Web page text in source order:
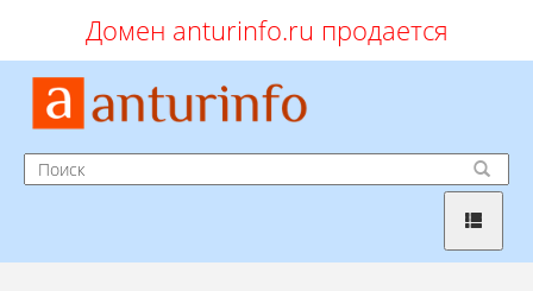
Домен anturinfo.ru продается